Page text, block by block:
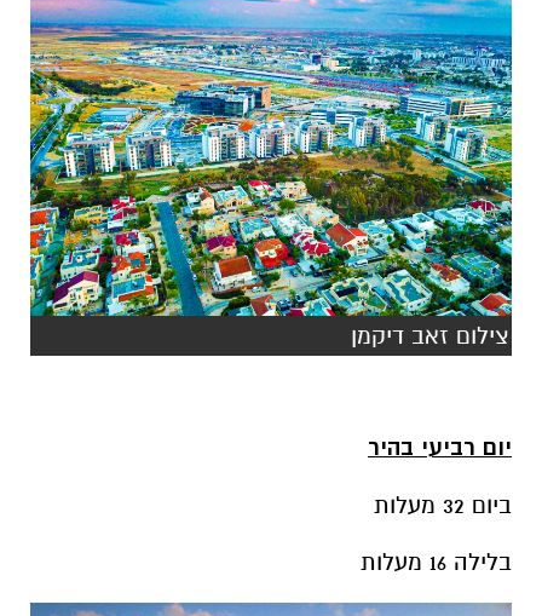
צילום זאב דיקמן
יום רביעי בהיר
בלילה 16 מעלות